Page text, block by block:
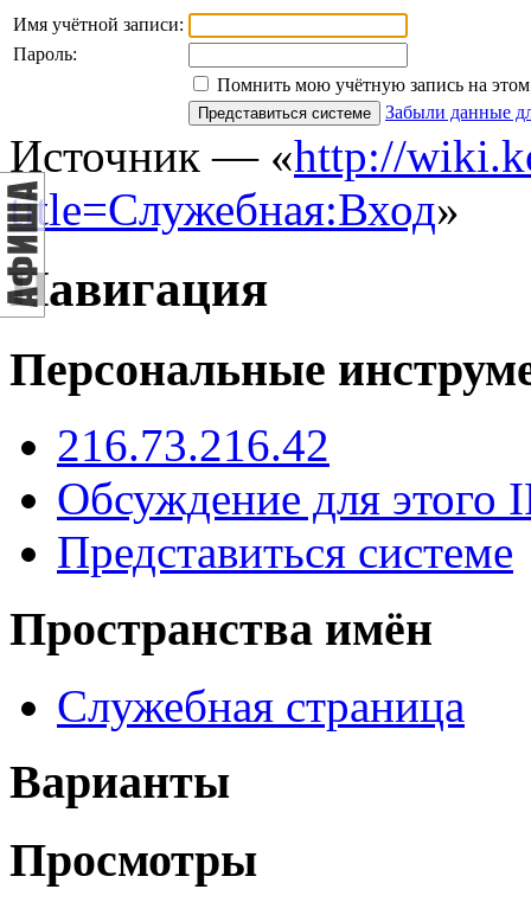
Имя учётной записи:
Пароль:
Помнить мою учётную запись на
Забыли данные
Источник — «http://
title=Служебная:Вход»
Навигация
Персональные
216.73.216.42
Обсуждение для этого
Представиться системе
Пространства имён
Служебная страница
Варианты
Просмотры